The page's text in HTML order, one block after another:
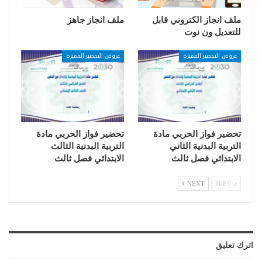
ملف انجاز الكتروني قابل
للتعديل ون نوت
ملف انجاز جاهز
عروض التحضير المميزة
تحضير فواز الحربي مادة
التربية البدنية الثاني
الابتدائي فصل ثالث
عروض التحضير المميزة
تحضير فواز الحربي مادة
التربية البدنية الثالث
الابتدائي فصل ثالث
NEXT
اترك تعليق